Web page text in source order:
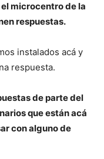
microcentro de la
respuestas.
instalados acá y
respuesta.
de parte del
que están acá
con alguno de